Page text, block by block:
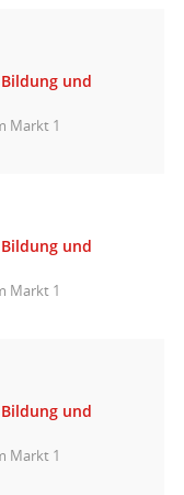
und
Markt 1
und
Markt 1
und
Markt 1